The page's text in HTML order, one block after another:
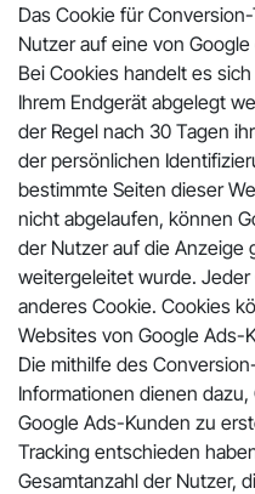
Das Cookie für
Nutzer auf eine von
Bei Cookies handelt es
Ihrem Endgerät abgelegt
der Regel nach 30 Tagen
der persönlichen
bestimmte Seiten dieser
nicht abgelaufen, können
der Nutzer auf die Anzeige
weitergeleitet wurde.
anderes Cookie. Cookies
Websites von Google Ads-
Die mithilfe des
Informationen dienen
Google Ads-Kunden zu
Tracking entschieden
Gesamtanzahl der Nutzer,